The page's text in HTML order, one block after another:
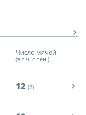
Число мячей
(в т.ч. с пен.)
12 (2)